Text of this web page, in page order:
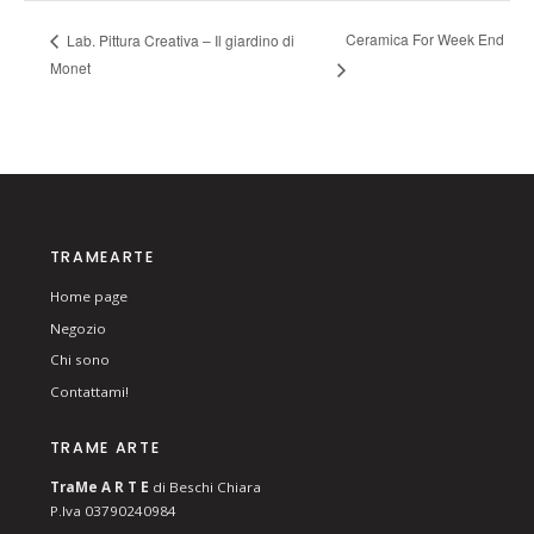
Lab. Pittura Creativa – Il giardino di
Monet
Ceramica For Week End
TRAMEARTE
Home page
Negozio
Chi sono
Contattami!
TRAME ARTE
TraMe A R T E di Beschi Chiara
P.Iva 03790240984